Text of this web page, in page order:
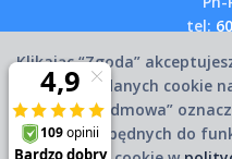
tel:
Klikając “Zgoda”
wszystkich danych cookie
Kliknięcie “Odmowa”
danych niezbędnych do